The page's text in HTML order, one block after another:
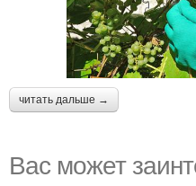
читать дальше →
Вас может